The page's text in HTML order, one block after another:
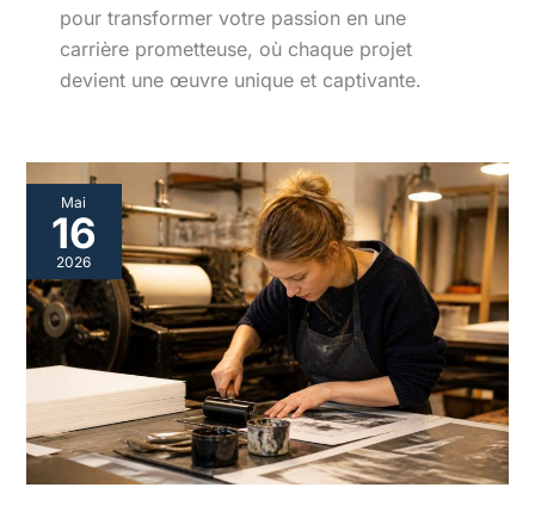
pour transformer votre passion en une
carrière prometteuse, où chaque projet
devient une œuvre unique et captivante.
Mai
16
2026
Bac
pro
productions
imprimées
:
matières
à
maîtriser